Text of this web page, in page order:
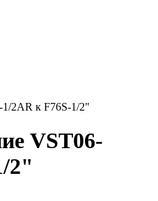
1/2AR к F76S-1/2"
VST06-
2"